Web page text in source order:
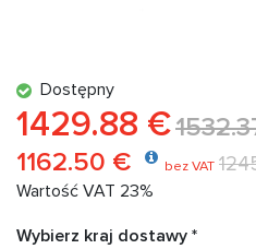
Dostępny
1429.88 €
1162.50 € bez VAT
Wartość VAT 23%
Wybierz kraj dostawy *